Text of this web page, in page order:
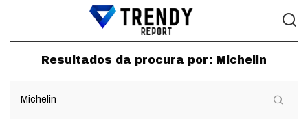
Resultados da procura por: Michelin